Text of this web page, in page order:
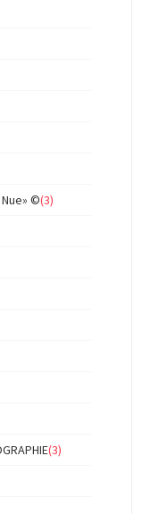
Nue» ©(3)
(3)